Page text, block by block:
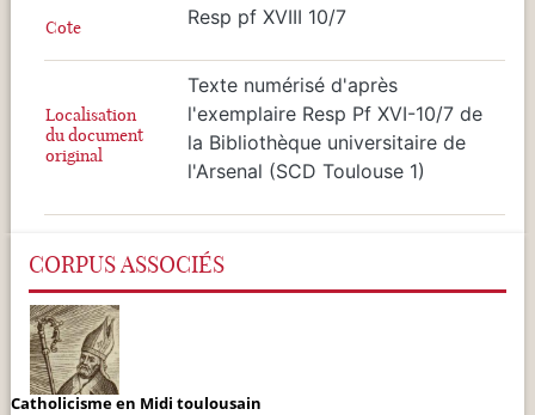
Cote Resp pf XVIII 10/7
Localisation
du document
original
Texte numérisé d'après
l'exemplaire Resp Pf XVI-10/7 de
la Bibliothèque universitaire de
l'Arsenal (SCD Toulouse 1)
CORPUS ASSOCIÉS
Catholicisme en Midi toulousain